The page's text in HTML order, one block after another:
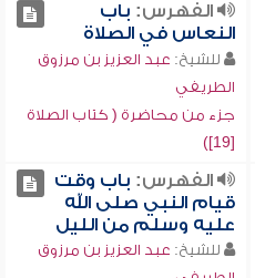
الفهرس: باب
النعاس في الصلاة
للشيخ: عبد العزيز بن مرزوق
الطريفي
جزء من محاضرة ( كتاب الصلاة
[19])
الفهرس: باب وقت
قيام النبي صلى الله
عليه وسلم من الليل
للشيخ: عبد العزيز بن مرزوق